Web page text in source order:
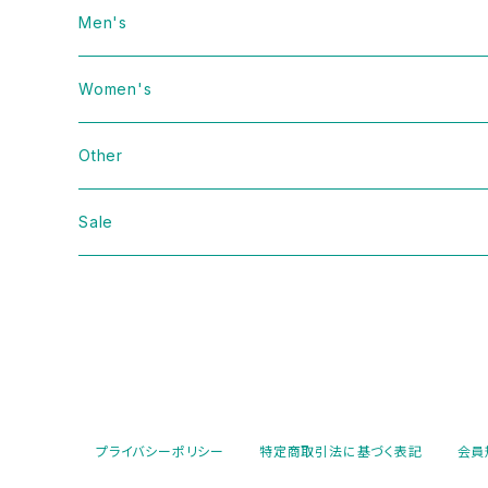
Men's
Vintage
Domestic
Jacket
Women's
Vintage
Domestic
Other
bag
Sale
プライバシーポリシー 特定商取引法に基づく表記 会員